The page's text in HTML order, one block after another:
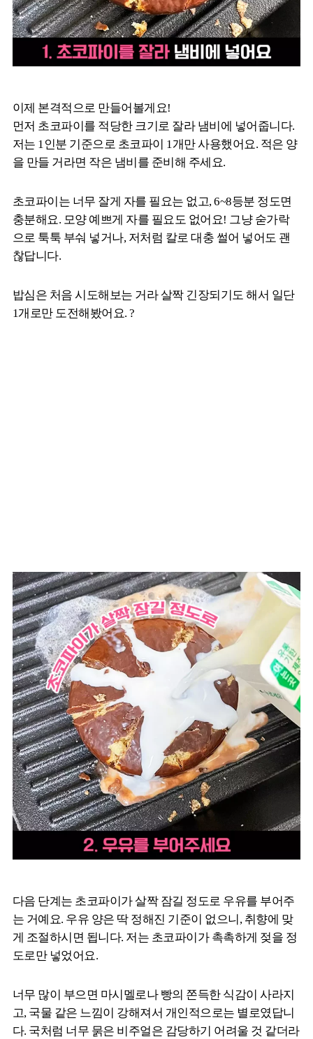
이제 본격적으로 만들어볼게요!
먼저 초코파이를 적당한 크기로 잘라 냄비에 넣어줍니다.
저는 1인분 기준으로 초코파이 1개만 사용했어요. 적은 양
을 만들 거라면 작은 냄비를 준비해 주세요.
초코파이는 너무 잘게 자를 필요는 없고, 6~8등분 정도면
충분해요. 모양 예쁘게 자를 필요도 없어요! 그냥 숟가락
으로 툭툭 부숴 넣거나, 저처럼 칼로 대충 썰어 넣어도 괜
찮답니다.
밥심은 처음 시도해보는 거라 살짝 긴장되기도 해서 일단
1개로만 도전해봤어요. ?
다음 단계는 초코파이가 살짝 잠길 정도로 우유를 부어주
는 거예요. 우유 양은 딱 정해진 기준이 없으니, 취향에 맞
게 조절하시면 됩니다. 저는 초코파이가 촉촉하게 젖을 정
도로만 넣었어요.
너무 많이 부으면 마시멜로나 빵의 쫀득한 식감이 사라지
고, 국물 같은 느낌이 강해져서 개인적으로는 별로였답니
다. 국처럼 너무 묽은 비주얼은 감당하기 어려울 것 같더라